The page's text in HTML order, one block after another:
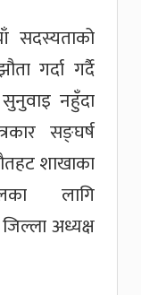
सदस्यताको
गर्दा गर्दै
नहुँदा
सङ्घर्ष
शाखाका
लागि
अध्यक्ष